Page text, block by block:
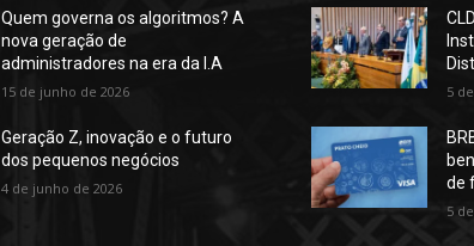
Quem governa os algoritmos? A
nova geração de
administradores na era da I.A
15 de junho de 2026
Geração Z, inovação e o futuro
dos pequenos negócios
4 de junho de 2026
5
de
5